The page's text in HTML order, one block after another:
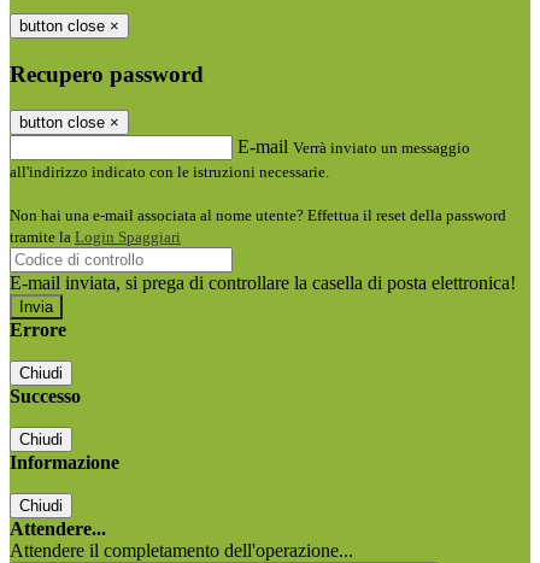
button close ×
Recupero password
button close ×
E-mail Verrà inviato un messaggio
all'indirizzo indicato con le istruzioni necessarie.
Non hai una e-mail associata al nome utente? Effettua il reset della password
tramite la Login Spaggiari
E-mail inviata, si prega di controllare la casella di posta elettronica!
Errore
Chiudi
Successo
Chiudi
Informazione
Chiudi
Attendere...
Attendere il completamento dell'operazione...